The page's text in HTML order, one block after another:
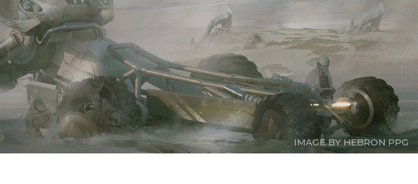
IMAGE BY HEBRON PPG